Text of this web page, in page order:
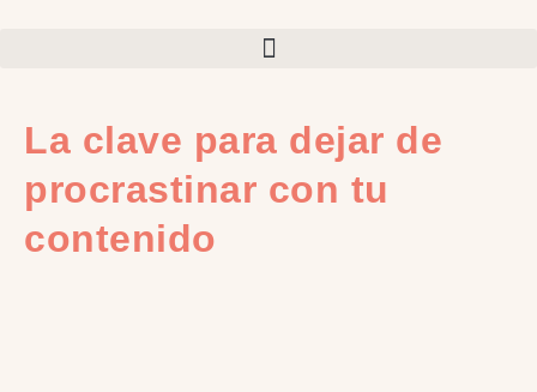
La clave para dejar de
procrastinar con tu
contenido